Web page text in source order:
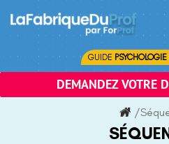
content
GUIDE
DEMANDEZ VOTRE
/